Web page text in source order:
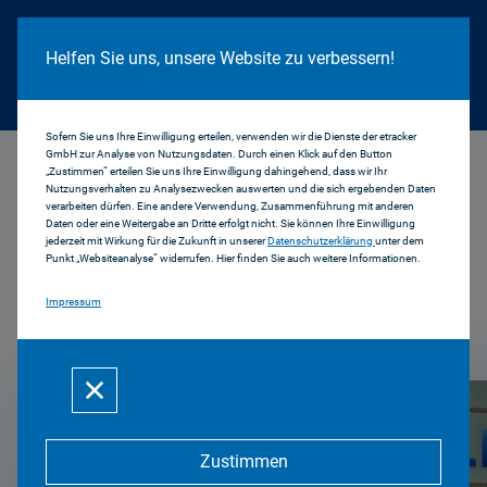
Cookie Hinweis
Helfen Sie uns, unsere Website zu verbessern!
Sofern Sie uns Ihre Einwilligung erteilen, verwenden wir die Dienste der etracker
GmbH zur Analyse von Nutzungsdaten. Durch einen Klick auf den Button
„Zustimmen“ erteilen Sie uns Ihre Einwilligung dahingehend, dass wir Ihr
Nutzungsverhalten zu Analysezwecken auswerten und die sich ergebenden Daten
verarbeiten dürfen. Eine andere Verwendung, Zusammenführung mit anderen
Daten oder eine Weitergabe an Dritte erfolgt nicht. Sie können Ihre Einwilligung
jederzeit mit Wirkung für die Zukunft in unsererDatenschutzerklärung unter dem
Punkt „Websiteanalyse“ widerrufen. Hier finden Sie auch weitere Informationen.
Impressum
Zustimmen
Presse Serviceseite
Presseservice